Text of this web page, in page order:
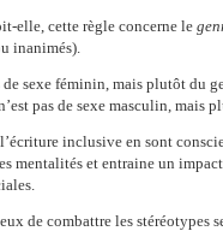
elle, cette règle concerne le
inanimés).
de sexe féminin, mais plutôt du
pas de sexe masculin, mais
inclusive en sont
mentalités et entraine un
de combattre les stéréotypes